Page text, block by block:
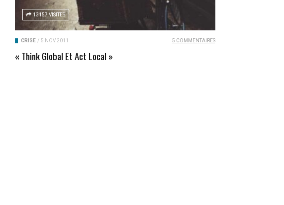
13157 VISITES
CRISE / 5 NOV 2011 5 COMMENTAIRES
« Think Global Et Act Local »